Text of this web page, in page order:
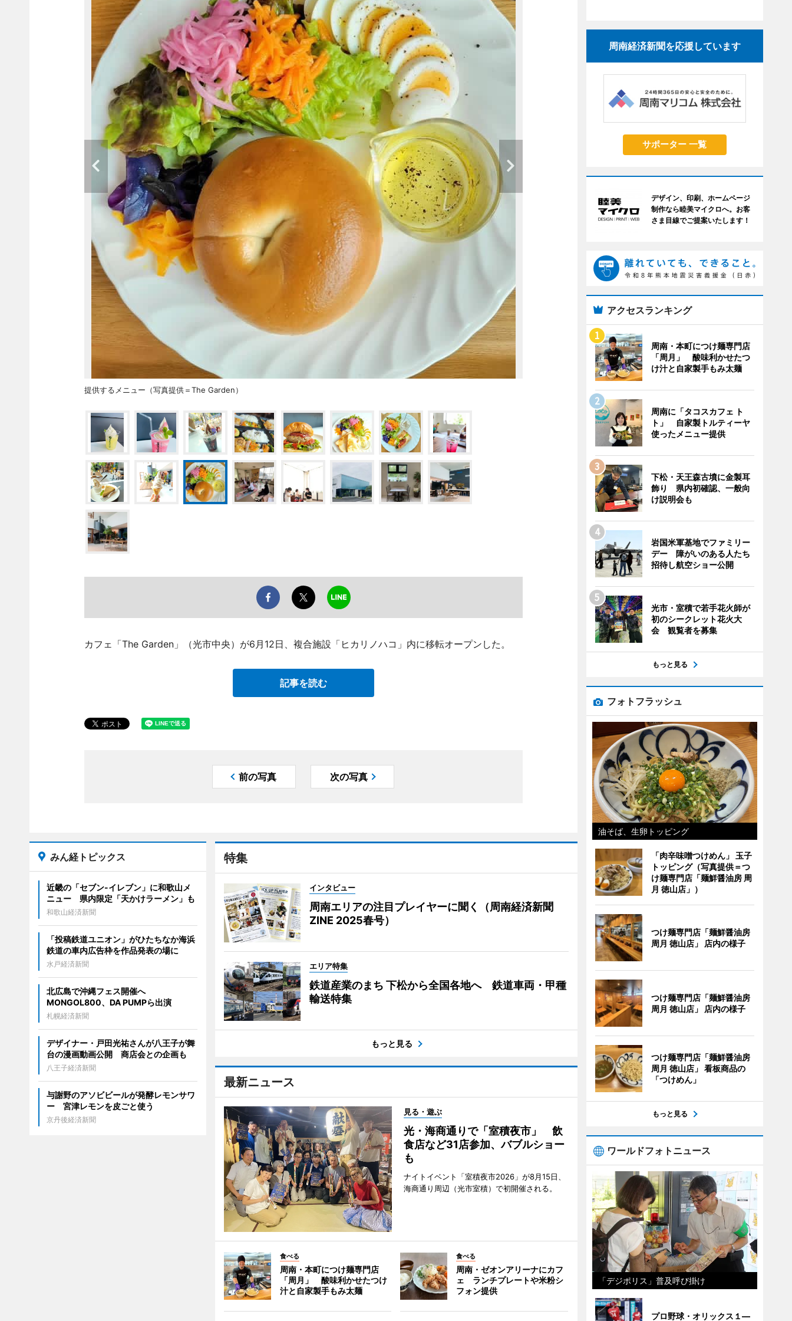
提供するメニュー（写真提供＝The Garden）
カフェ「The Garden」（光市中央）が6月12日、複合施設「ヒカリノハコ」内に移転オープンした。
記事を読む
前の写真 次の写真
特集
インタビュー
周南エリアの注目プレイヤーに聞く（周南経済新聞
ZINE 2025春号）
エリア特集
鉄道産業のまち 下松から全国各地へ 鉄道車両・甲種
輸送特集
もっと見る
最新ニュース
見る・遊ぶ
光・海商通りで「室積夜市」 飲
食店など31店参加、バブルショー
も
ナイトイベント「室積夜市2026」が8月15日、
海商通り周辺（光市室積）で初開催される。
食べる
周南・本町につけ麺専門店
「周月」 酸味利かせたつけ
汁と自家製手もみ太麺
食べる
周南・ゼオンアリーナにカフ
ェ ランチプレートや米粉シ
フォン提供
みん経トピックス
近畿の「セブン-イレブン」に和歌山メ
ニュー 県内限定「天かけラーメン」も
和歌山経済新聞
「投稿鉄道ユニオン」がひたちなか海浜
鉄道の車内広告枠を作品発表の場に
水戸経済新聞
北広島で沖縄フェス開催へ
MONGOL800、DA PUMPら出演
札幌経済新聞
デザイナー・戸田光祐さんが八王子が舞
台の漫画動画公開 商店会との企画も
八王子経済新聞
与謝野のアソビビールが発酵レモンサワ
ー 宮津レモンを皮ごと使う
京丹後経済新聞
周南経済新聞を応援しています
サポーター 一覧
デザイン、印刷、ホームページ
制作なら睦美マイクロへ。お客
さま目線でご提案いたします！
アクセスランキング
周南・本町につけ麺専門店
「周月」 酸味利かせたつ
け汁と自家製手もみ太麺
周南に「タコスカフェ ト
ト」 自家製トルティーヤ
使ったメニュー提供
下松・天王森古墳に金製耳
飾り 県内初確認、一般向
け説明会も
岩国米軍基地でファミリー
デー 障がいのある人たち
招待し航空ショー公開
光市・室積で若手花火師が
初のシークレット花火大
会 観覧者を募集
もっと見る
フォトフラッシュ
油そば、生卵トッピング
「肉辛味噌つけめん」 玉子
トッピング（写真提供＝つ
け麺専門店「麺鮮醤油房 周
月 徳山店」）
つけ麺専門店「麺鮮醤油房
周月 徳山店」 店内の様子
つけ麺専門店「麺鮮醤油房
周月 徳山店」 店内の様子
つけ麺専門店「麺鮮醤油房
周月 徳山店」 看板商品の
「つけめん」
もっと見る
ワールドフォトニュース
「デジポリス」普及呼び掛け
プロ野球・オリックス１―